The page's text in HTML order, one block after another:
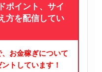
ポイント、サイ
方を配信してい
お金稼ぎについて
トしています！